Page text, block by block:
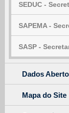
SEDUC -
SAPEMA -
SASP -
Dados
Mapa do Site